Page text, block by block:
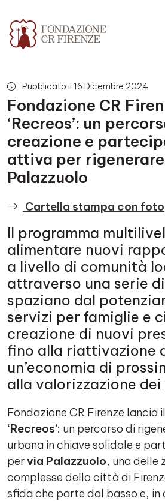
Fondazione CR
Pubblicato il 16 Dicembre 2024
Fondazione CR
‘Recreos’: un
creazione e
attiva per
Palazzuolo
Cartella stampa con foto
Il programma
alimentare nuovi
a livello di comunità
attraverso una serie
spaziano dal
servizi per famiglie e
creazione di nuovi
fino alla riattivazione
un’economia di
alla valorizzazione
Fondazione CR Firenze lancia
‘Recreos’: un percorso di
urbana in chiave solidale e
pervia Palazzuolo, una delle
complesse della città di
sfida che parte dal basso e,